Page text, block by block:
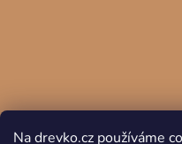
Na drevko.cz používáme